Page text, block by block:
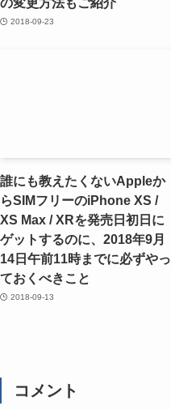
2018-09-23
誰にも教えたくないAppleか
らSIMフリーのiPhone XS /
XS Max / XRを発売日初日に
ゲットするのに、2018年9月
14日午前11時までに必ずやっ
ておくべきこと
2018-09-13
コメント